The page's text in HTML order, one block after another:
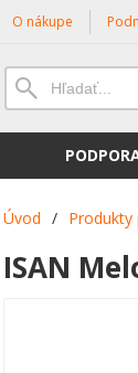
O nákupe
Úvod / Produkty
ISAN